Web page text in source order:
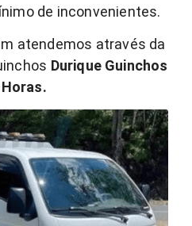
de inconvenientes.
atendemos através da
Durique Guinchos